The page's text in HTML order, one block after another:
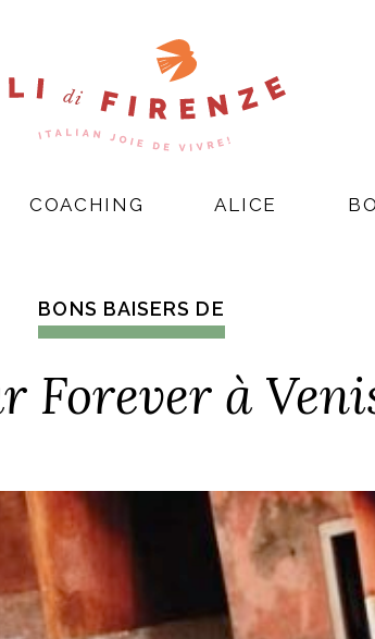
COACHING ALICE
BONS BAISERS DE
Forever à